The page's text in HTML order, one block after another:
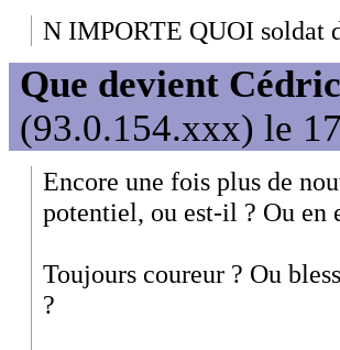
N IMPORTE QUOI soldat
Que devient
(93.0.154.xxx) le
Encore une fois plus de
potentiel, ou est-il ? Ou en
Toujours coureur ? Ou
?